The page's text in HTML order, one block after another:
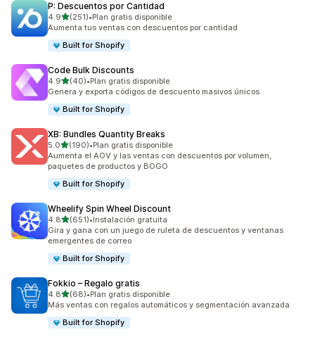
P: Descuentos por Cantidad
4.9de 5 estrellas
(251)
251 reseñas en total
•Plan gratis disponible
Aumenta tus ventas con descuentos por cantidad
Built for Shopify
Code Bulk Discounts
4.9de 5 estrellas
(40)
40 reseñas en total
•Plan gratis disponible
Genera y exporta códigos de descuento masivos únicos
Built for Shopify
XB: Bundles Quantity Breaks
5.0de 5 estrellas
(190)
190 reseñas en total
•Plan gratis disponible
Aumenta el AOV y las ventas con descuentos por volumen,
paquetes de productos y BOGO
Built for Shopify
Wheelify Spin Wheel Discount
4.8de 5 estrellas
(651)
651 reseñas en total
•Instalación gratuita
Gira y gana con un juego de ruleta de descuentos y ventanas
emergentes de correo
Built for Shopify
Fokkio – Regalo gratis
4.8de 5 estrellas
(68)
68 reseñas en total
•Plan gratis disponible
Más ventas con regalos automáticos y segmentación avanzada.
Built for Shopify